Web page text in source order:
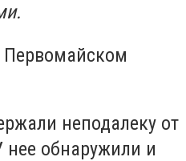
неподалеку от
нее обнаружили и